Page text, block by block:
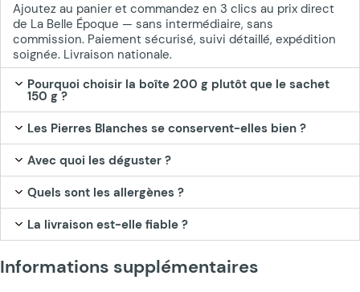
Ajoutez au panier et commandez en 3 clics au prix direct
de La Belle Époque — sans intermédiaire, sans
commission. Paiement sécurisé, suivi détaillé, expédition
soignée. Livraison nationale.
Pourquoi choisir la boîte 200 g plutôt que le sachet
150 g ?
Les Pierres Blanches se conservent-elles bien ?
Avec quoi les déguster ?
Quels sont les allergènes ?
La livraison est-elle fiable ?
Informations supplémentaires